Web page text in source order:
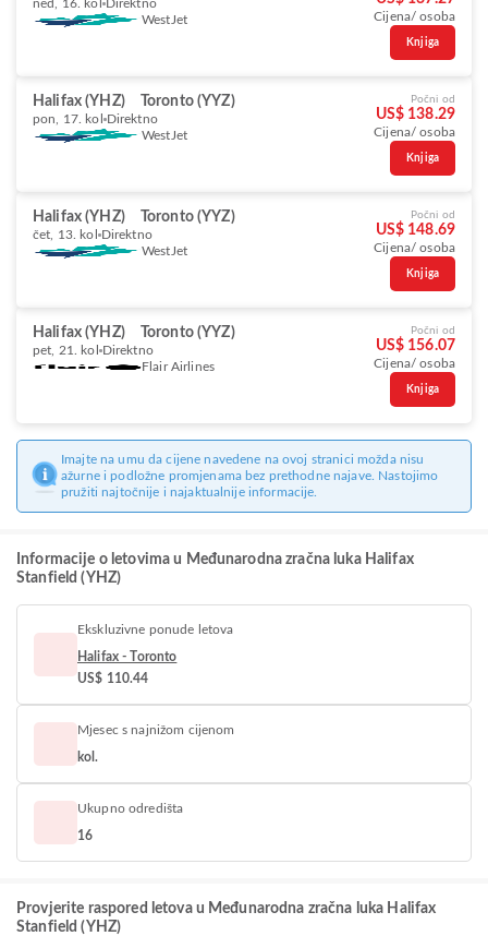
ned, 16. kol Direktno
WestJet
Cijena/ osoba
Knjiga
Halifax (YHZ) Toronto (YYZ)
pon, 17. kol Direktno
WestJet
Počni od
US$ 138.29
Cijena/ osoba
Knjiga
Halifax (YHZ) Toronto (YYZ)
čet, 13. kol Direktno
WestJet
Počni od
US$ 148.69
Cijena/ osoba
Knjiga
Halifax (YHZ) Toronto (YYZ)
pet, 21. kol Direktno
Flair Airlines
Počni od
US$ 156.07
Cijena/ osoba
Knjiga
Imajte na umu da cijene navedene na ovoj stranici možda nisu
ažurne i podložne promjenama bez prethodne najave. Nastojimo
pružiti najtočnije i najaktualnije informacije.
Informacije o letovima u Međunarodna zračna luka Halifax
Stanfield (YHZ)
Ekskluzivne ponude letova
Halifax - Toronto
US$ 110.44
Mjesec s najnižom cijenom
kol.
Ukupno odredišta
16
Provjerite raspored letova u Međunarodna zračna luka Halifax
Stanfield (YHZ)